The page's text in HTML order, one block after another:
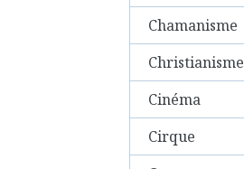
Chamanisme
Christianisme
Cinéma
Cirque